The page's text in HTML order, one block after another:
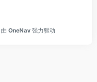
由 OneNav 强力驱动